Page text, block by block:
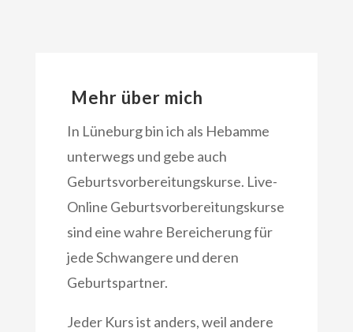
Mehr über mich
In Lüneburg bin ich als Hebamme
unterwegs und gebe auch
Geburtsvorbereitungskurse. Live-
Online Geburtsvorbereitungskurse
sind eine wahre Bereicherung für
jede Schwangere und deren
Geburtspartner.
Jeder Kurs ist anders, weil andere